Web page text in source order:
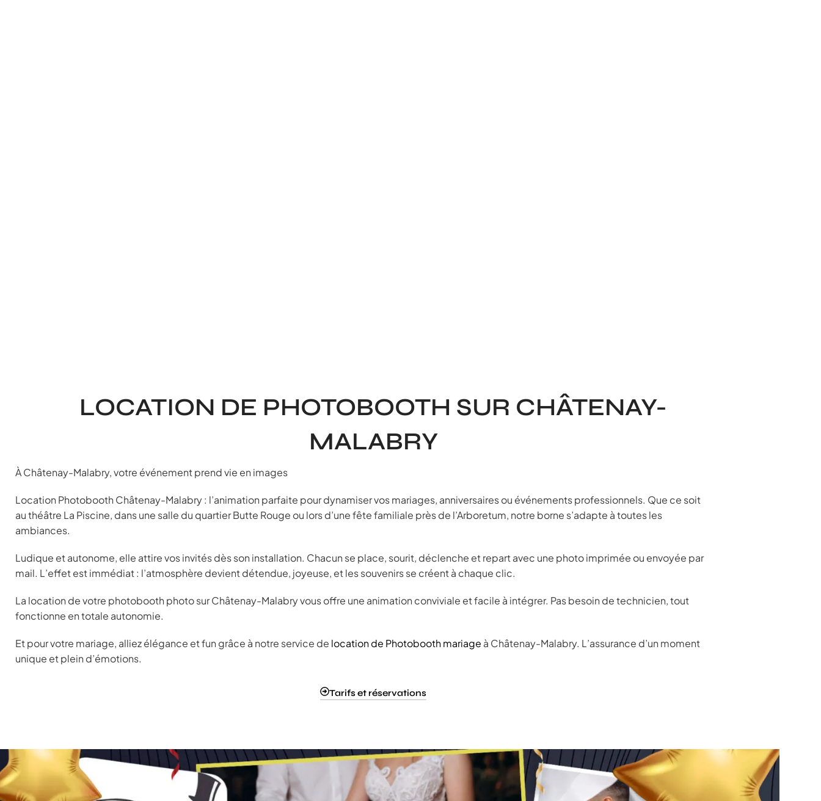
LOCATION DE PHOTOBOOTH SUR CHÂTENAY-
MALABRY
À Châtenay-Malabry, votre événement prend vie en images
Location Photobooth Châtenay-Malabry : l’animation parfaite pour dynamiser vos mariages, anniversaires ou événements professionnels. Que ce soit
au théâtre La Piscine, dans une salle du quartier Butte Rouge ou lors d’une fête familiale près de l’Arboretum, notre borne s’adapte à toutes les
ambiances.
Ludique et autonome, elle attire vos invités dès son installation. Chacun se place, sourit, déclenche et repart avec une photo imprimée ou envoyée par
mail. L’effet est immédiat : l’atmosphère devient détendue, joyeuse, et les souvenirs se créent à chaque clic.
La location de votre photobooth photo sur Châtenay-Malabry vous offre une animation conviviale et facile à intégrer. Pas besoin de technicien, tout
fonctionne en totale autonomie.
Et pour votre mariage, alliez élégance et fun grâce à notre service de location de Photobooth mariage à Châtenay-Malabry. L’assurance d’un moment
unique et plein d’émotions.
Tarifs et réservations